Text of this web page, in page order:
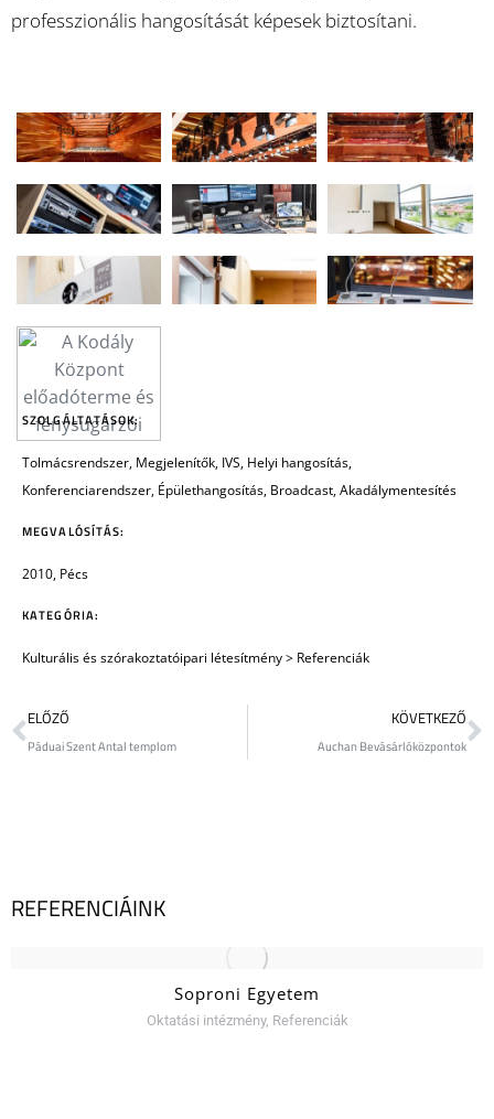
professzionális hangosítását képesek biztosítani.
SZOLGÁLTATÁSOK:
Tolmácsrendszer, Megjelenítők, IVS, Helyi hangosítás,
Konferenciarendszer, Épülethangosítás, Broadcast, Akadálymentesítés
MEGVALÓSÍTÁS:
2010, Pécs
KATEGÓRIA:
Kulturális és szórakoztatóipari létesítmény> Referenciák
ELŐZŐ
Páduai Szent Antal templom
KÖVETKEZŐ
Auchan Bevásárlóközpontok
REFERENCIÁINK
Soproni Egyetem
Oktatási intézmény, Referenciák